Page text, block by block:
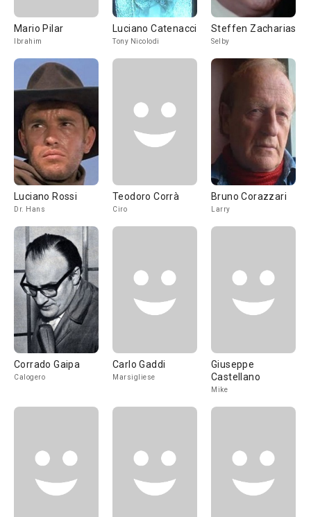
Mario Pilar
Ibrahim
Luciano Catenacci
Tony Nicolodi
Steffen Zacharias
Selby
Luciano Rossi
Dr. Hans
Teodoro Corrà
Ciro
Bruno Corazzari
Larry
Corrado Gaipa
Calogero
Carlo Gaddi
Marsigliese
Giuseppe
Castellano
Mike